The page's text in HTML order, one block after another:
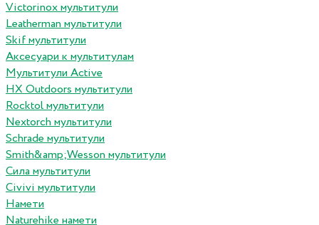
Victorinox мультитули
Leatherman мультитули
Skif мультитули
Аксесуари к мультитулам
Мультитули Active
HX Outdoors мультитули
Rocktol мультитули
Nextorch мультитули
Schrade мультитули
Smith&amp;Wesson мультитули
Сила мультитули
Civivi мультитули
Намети
Naturehike намети